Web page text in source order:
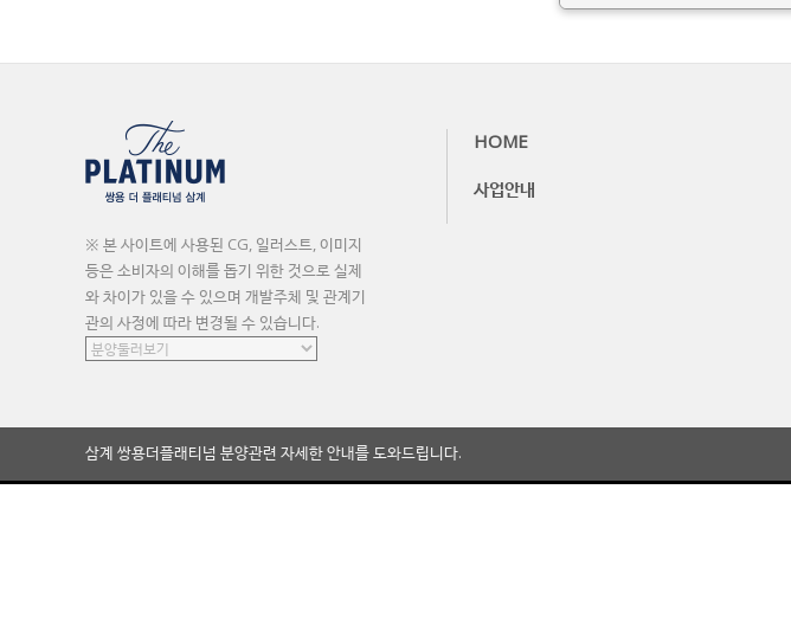
※ 본 사이트에 사용된 CG, 일러스트, 이미지
등은 소비자의 이해를 돕기 위한 것으로 실제
와 차이가 있을 수 있으며 개발주체 및 관계기
관의 사정에 따라 변경될 수 있습니다.
HOME
사업안내
삼계 쌍용더플래티넘 분양관련 자세한 안내를 도와드립니다.